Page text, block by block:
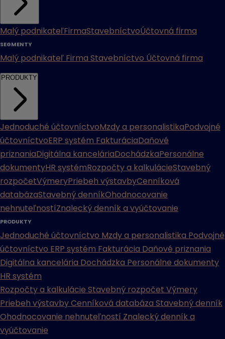
Malý podnikateľFirmaStavebníctvoÚčtovná firma
SEGMENTY
Malý podnikateľ Firma Stavebníctvo Účtovná firma
PRODUKTY
Jednoduché účtovníctvoMzdy a personalistikaPodvojné
účtovníctvoERP systém FakturáciaDaňové
priznaniaDigitálna kanceláriaDochádzkaPersonálne
dokumentyHR systémRozpočty a kalkulácieStavebný
rozpočetVýmeryPriebeh výstavbyCenníková
databázaStavebný denníkOhodnocovanie
nehnuteľnostíZnalecký denník a vyúčtovanie
PRODUKTY
Jednoduché účtovníctvo Mzdy a personalistika Podvojné
účtovníctvo ERP systém Fakturácia Daňové priznania
Digitálna kancelária Dochádzka Personálne dokumenty
HR systém
Rozpočty a kalkulácie Stavebný rozpočet Výmery
Priebeh výstavbyCenníková databáza Stavebný denník
Ohodnocovanie nehnuteľností Znalecký denník a
vyúčtovanie